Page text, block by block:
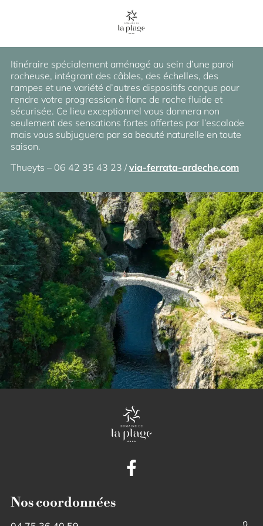
La Via Ferrata
Itinéraire spécialement aménagé au sein d’une paroi
rocheuse, intégrant des câbles, des échelles, des
rampes et une variété d’autres dispositifs conçus pour
rendre votre progression à flanc de roche fluide et
sécurisée. Ce lieu exceptionnel vous donnera non
seulement des sensations fortes offertes par l’escalade
mais vous subjuguera par sa beauté naturelle en toute
saison.
Thueyts – 06 42 35 43 23 /via-ferrata-ardeche.com
Nos coordonnées